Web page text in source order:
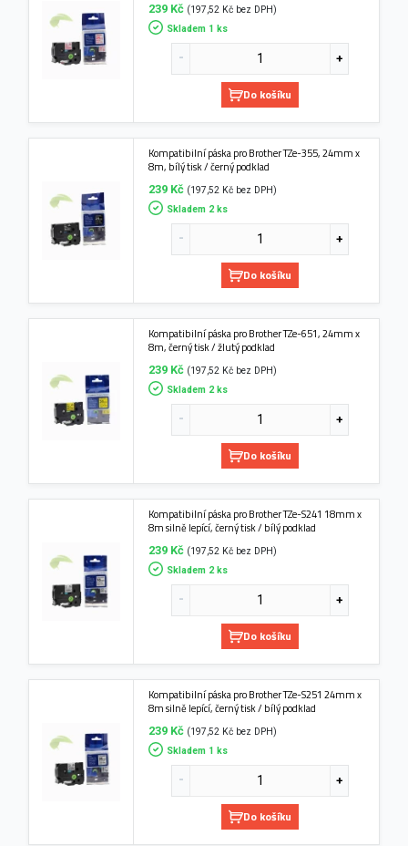
239 Kč (197,52 Kč bez DPH)
Skladem 1 ks
Do košíku
Kompatibilní páska pro Brother TZe-355, 24mm x
8m, bílý tisk / černý podklad
239 Kč (197,52 Kč bez DPH)
Skladem 2 ks
Do košíku
Kompatibilní páska pro Brother TZe-651, 24mm x
8m, černý tisk / žlutý podklad
239 Kč (197,52 Kč bez DPH)
Skladem 2 ks
Do košíku
Kompatibilní páska pro Brother TZe-S241 18mm x
8m silně lepící, černý tisk / bílý podklad
239 Kč (197,52 Kč bez DPH)
Skladem 2 ks
Do košíku
Kompatibilní páska pro Brother TZe-S251 24mm x
8m silně lepící, černý tisk / bílý podklad
239 Kč (197,52 Kč bez DPH)
Skladem 1 ks
Do košíku